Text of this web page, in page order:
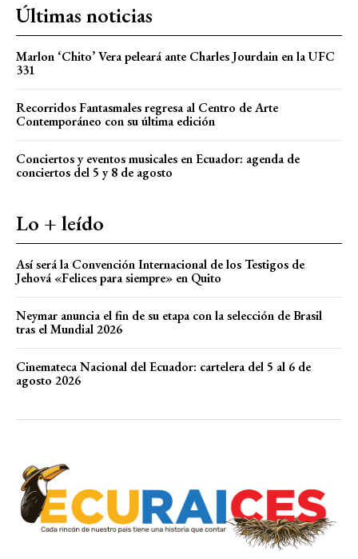
Últimas noticias
Marlon ‘Chito’ Vera peleará ante Charles Jourdain en la UFC
331
Recorridos Fantasmales regresa al Centro de Arte
Contemporáneo con su última edición
Conciertos y eventos musicales en Ecuador: agenda de
conciertos del 5 y 8 de agosto
Lo + leído
Así será la Convención Internacional de los Testigos de
Jehová «Felices para siempre» en Quito
Neymar anuncia el fin de su etapa con la selección de Brasil
tras el Mundial 2026
Cinemateca Nacional del Ecuador: cartelera del 5 al 6 de
agosto 2026